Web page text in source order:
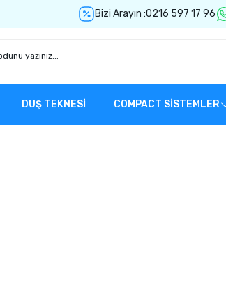
Bizi Arayın :0216 597 17 96
DUŞ TEKNESİ COMPACT SİSTEMLER